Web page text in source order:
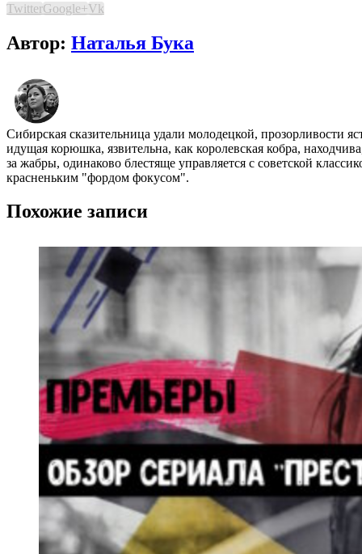
TwitterGoogle+Vk
Автор: Наталья Бука
Сибирская сказительница удали молодецкой, прозорливости
идущая корюшка, язвительна, как королевская кобра,
за жабры, одинаково блестяще управляется с советской
красненьким "фордом фокусом".
Похожие записи